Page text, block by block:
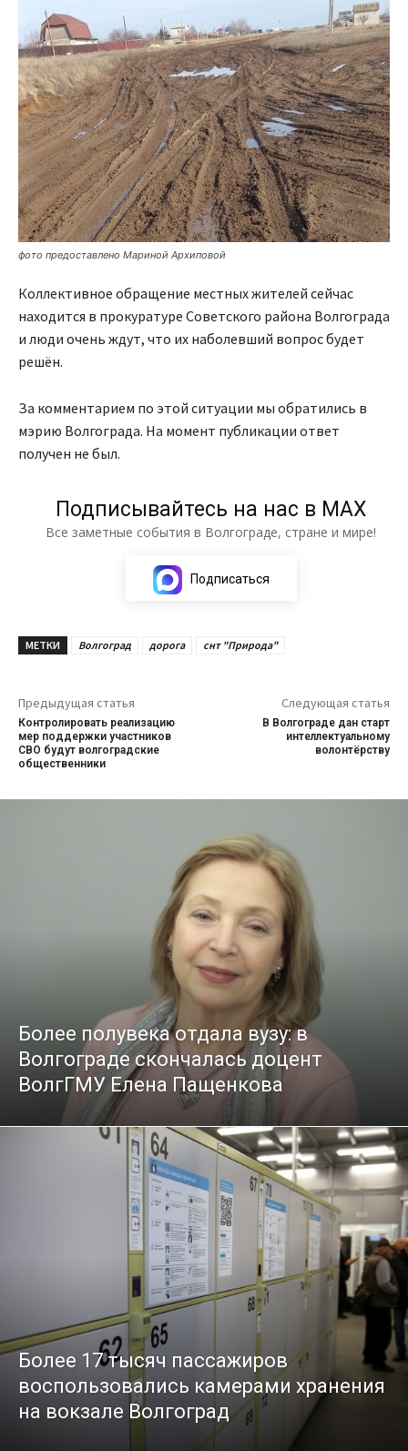
фото предоставлено Мариной Архиповой
Коллективное обращение местных жителей сейчас
находится в прокуратуре Советского района Волгограда
и люди очень ждут, что их наболевший вопрос будет
решён.
За комментарием по этой ситуации мы обратились в
мэрию Волгограда. На момент публикации ответ
получен не был.
Подписывайтесь на нас в МАХ
Все заметные события в Волгограде, стране и мире!
Подписаться
МЕТКИ Волгоград дорога снт "Природа"
Предыдущая статья
Контролировать реализацию
мер поддержки участников
СВО будут волгоградские
общественники
Следующая статья
В Волгограде дан старт
интеллектуальному
волонтёрству
Более полувека отдала вузу: в
Волгограде скончалась доцент
ВолгГМУ Елена Пащенкова
Более 17 тысяч пассажиров
воспользовались камерами хранения
на вокзале Волгоград